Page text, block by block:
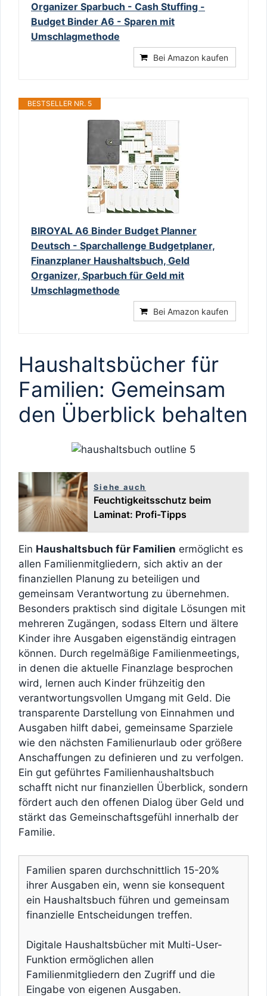
Organizer Sparbuch - Cash Stuffing -
Budget Binder A6 - Sparen mit
Umschlagmethode
Bei Amazon kaufen
BESTSELLER NR. 5
BIROYAL A6 Binder Budget Planner
Deutsch - Sparchallenge Budgetplaner,
Finanzplaner Haushaltsbuch, Geld
Organizer, Sparbuch für Geld mit
Umschlagmethode
Bei Amazon kaufen
Haushaltsbücher für
Familien: Gemeinsam
den Überblick behalten
Siehe auch
Feuchtigkeitsschutz beim
Laminat: Profi-Tipps
Ein Haushaltsbuch für Familien ermöglicht es
allen Familienmitgliedern, sich aktiv an der
finanziellen Planung zu beteiligen und
gemeinsam Verantwortung zu übernehmen.
Besonders praktisch sind digitale Lösungen mit
mehreren Zugängen, sodass Eltern und ältere
Kinder ihre Ausgaben eigenständig eintragen
können. Durch regelmäßige Familienmeetings,
in denen die aktuelle Finanzlage besprochen
wird, lernen auch Kinder frühzeitig den
verantwortungsvollen Umgang mit Geld. Die
transparente Darstellung von Einnahmen und
Ausgaben hilft dabei, gemeinsame Sparziele
wie den nächsten Familienurlaub oder größere
Anschaffungen zu definieren und zu verfolgen.
Ein gut geführtes Familienhaushaltsbuch
schafft nicht nur finanziellen Überblick, sondern
fördert auch den offenen Dialog über Geld und
stärkt das Gemeinschaftsgefühl innerhalb der
Familie.
Familien sparen durchschnittlich 15-20%
ihrer Ausgaben ein, wenn sie konsequent
ein Haushaltsbuch führen und gemeinsam
finanzielle Entscheidungen treffen.
Digitale Haushaltsbücher mit Multi-User-
Funktion ermöglichen allen
Familienmitgliedern den Zugriff und die
Eingabe von eigenen Ausgaben.